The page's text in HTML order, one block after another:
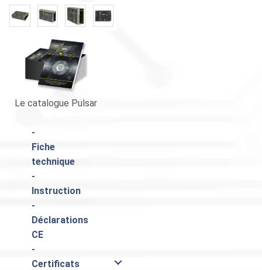
Le catalogue Pulsar
-
Fiche
technique
-
Instruction
-
Déclarations
CE
-
Certificats